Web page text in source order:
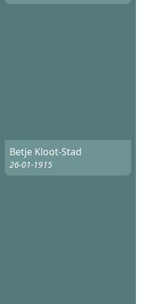
Betje Kloot-Stad
26-01-1915